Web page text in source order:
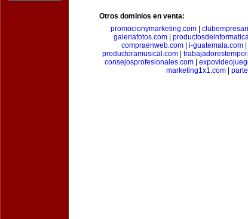
Otros dominios en venta:
promocionymarketing.com|
galeriafotos.com
compraenweb.com| i-guatemala.com|
productoramusical.com
consejosprofesionales.com|
marketing1x1.com